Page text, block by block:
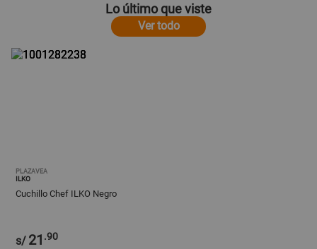
Lo último que viste
Ver todo
PLAZAVEA
ILKO
Cuchillo Chef ILKO Negro
s/ 21 .90